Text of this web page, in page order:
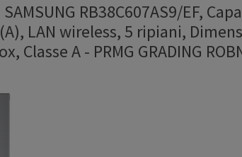
SAMSUNG RB38C607AS9/EF,
LAN wireless, 5 ripiani,
Classe A - PRMG GRADING